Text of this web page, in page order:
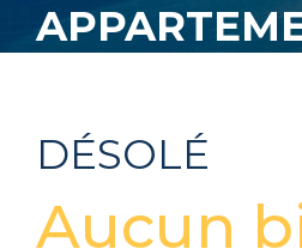
DÉSOLÉ
Aucun